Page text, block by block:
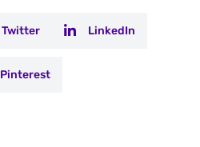
Twitter LinkedIn
Pinterest